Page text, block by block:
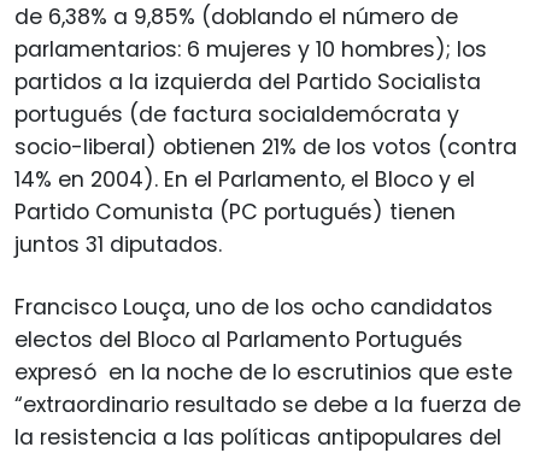
de 6,38% a 9,85% (doblando el número de
parlamentarios: 6 mujeres y 10 hombres); los
partidos a la izquierda del Partido Socialista
portugués (de factura socialdemócrata y
socio-liberal) obtienen 21% de los votos (contra
14% en 2004). En el Parlamento, el Bloco y el
Partido Comunista (PC portugués) tienen
juntos 31 diputados.
Francisco Louça, uno de los ocho candidatos
electos del Bloco al Parlamento Portugués
expresó en la noche de lo escrutinios que este
“extraordinario resultado se debe a la fuerza de
la resistencia a las políticas antipopulares del